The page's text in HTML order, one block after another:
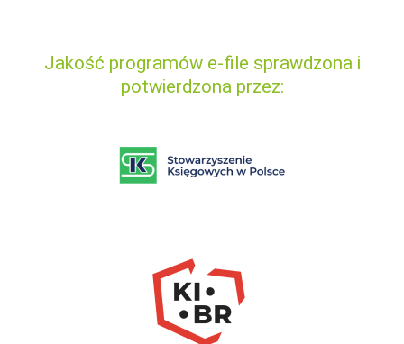
Jakość programów e-file sprawdzona i
potwierdzona przez: